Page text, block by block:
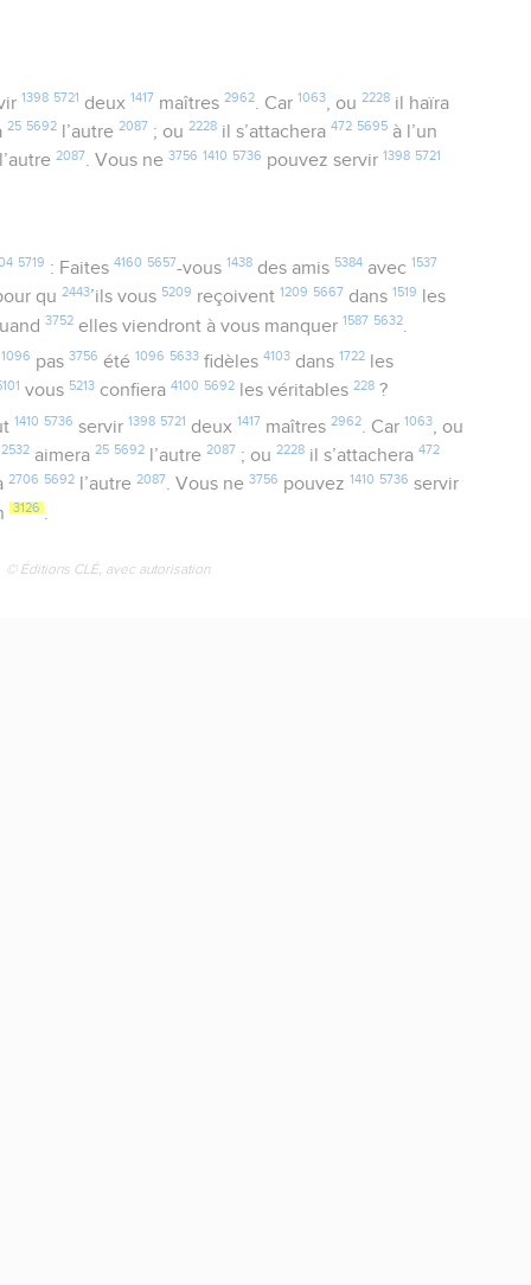
1398 5721 deux 1417 maîtres 2962. Car 1063, ou 2228il haïra
25 5692 l’autre2087 ; ou2228 il s’attachera472 5695 à l’un
l’autre2087. Vous ne3756 1410 5736 pouvez servir 1398 5721
5719 : Faites 4160 5657-vous 1438des amis 5384avec 1537
qu2443’ils vous 5209 reçoivent 1209 5667 dans 1519
les
3752 elles viendront à vous manquer 1587 5632
1096 pas 3756 été 1096 5633fidèles 4103dans 1722les
vous 5213 confiera4100 5692 les véritables228 ?
1410 5736 servir 1398 5721 deux 1417 maîtres 2962. Car 1063, ou
2532 aimera25 5692 l’autre2087 ; ou2228 il s’attachera472
2706 5692 l’autre2087. Vous ne3756 pouvez 1410 5736 servir
3126
© Éditions CLÉ, avec autorisation